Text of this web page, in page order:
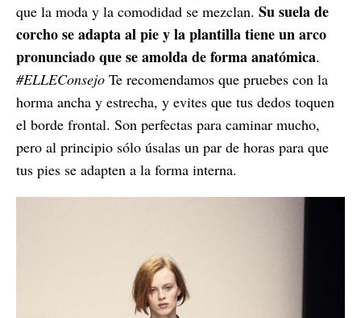
que la moda y la comodidad se mezclan. Su suela de
corcho se adapta al pie y la plantilla tiene un arco
pronunciado que se amolda de forma anatómica.
#ELLEConsejo Te recomendamos que pruebes con la
horma ancha y estrecha, y evites que tus dedos toquen
el borde frontal. Son perfectas para caminar mucho,
pero al principio sólo úsalas un par de horas para que
tus pies se adapten a la forma interna.